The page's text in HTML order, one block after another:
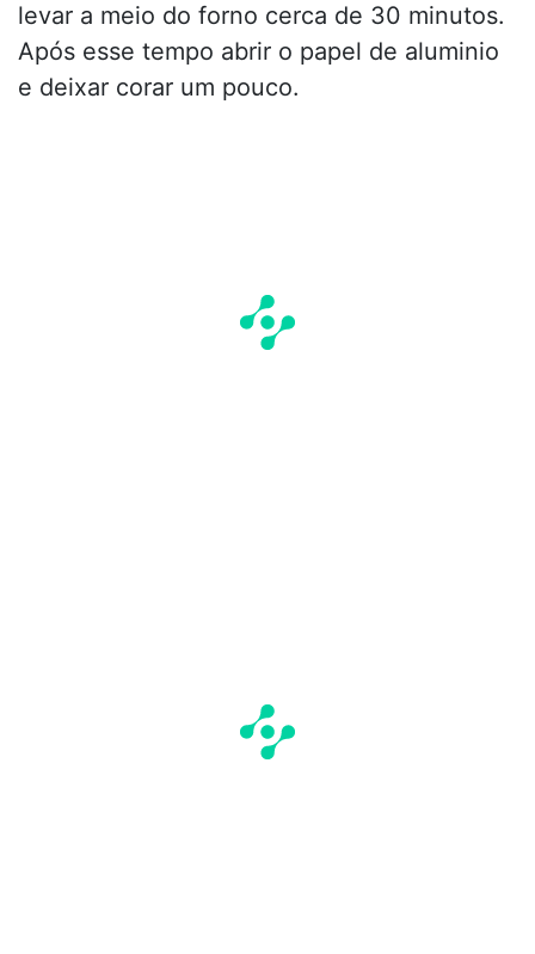
levar a meio do forno cerca de 30 minutos.
Após esse tempo abrir o papel de aluminio
e deixar corar um pouco.